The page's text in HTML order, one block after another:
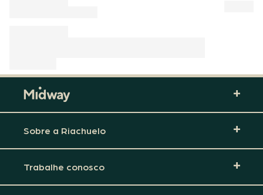
Sobre a Riachuelo
Trabalhe conosco